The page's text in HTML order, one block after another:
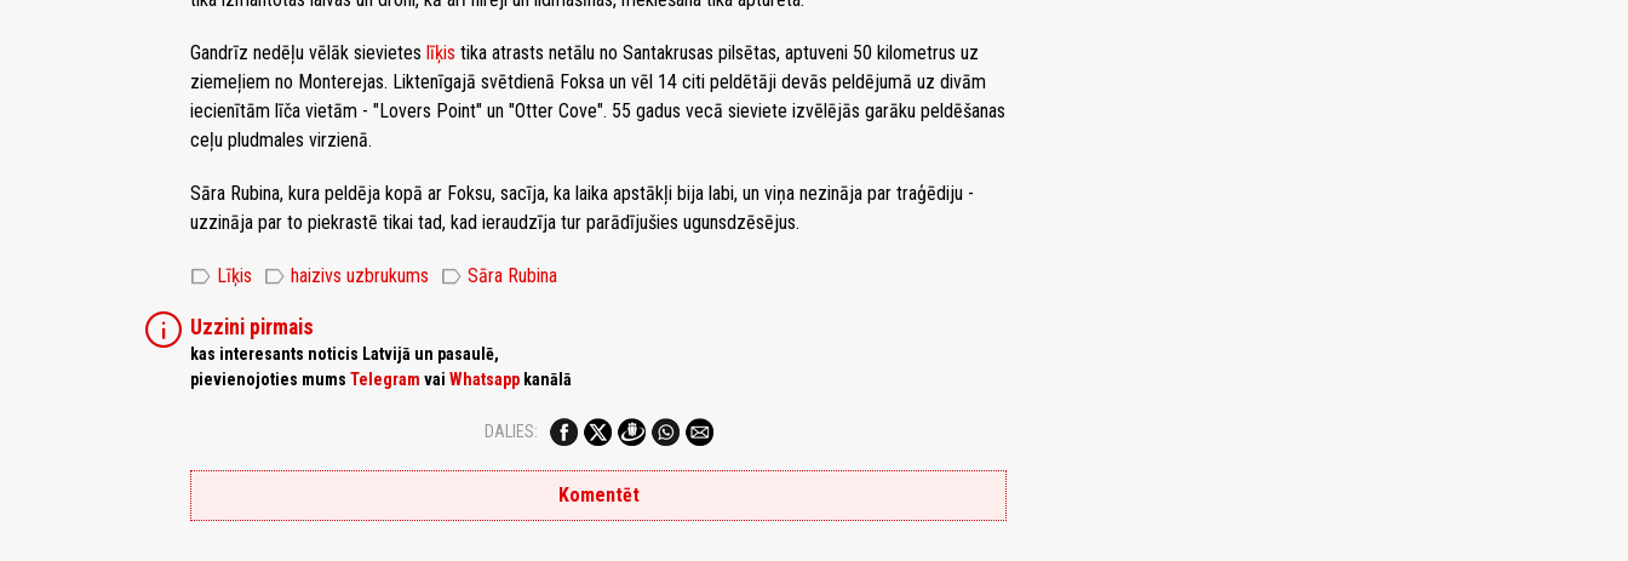
Gandrīz nedēļu vēlāk sievietes līķis tika atrasts netālu no Santakrusas pilsētas, aptuveni 50 kilometrus uz
ziemeļiem no Monterejas. Liktenīgajā svētdienā Foksa un vēl 14 citi peldētāji devās peldējumā uz divām
iecienītām līča vietām - "Lovers Point" un "Otter Cove". 55 gadus vecā sieviete izvēlējās garāku peldēšanas
ceļu pludmales virzienā.
Sāra Rubina, kura peldēja kopā ar Foksu, sacīja, ka laika apstākļi bija labi, un viņa nezināja par traģēdiju -
uzzināja par to piekrastē tikai tad, kad ieraudzīja tur parādījušies ugunsdzēsējus.
label Līķis label haizivs uzbrukums label Sāra Rubina
info Uzzini pirmais
kas interesants noticis Latvijā un pasaulē,
pievienojoties mums Telegram vai Whatsapp kanālā
DALIES:
Komentēt